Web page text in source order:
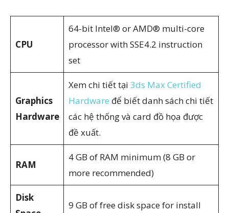
CPU
64-bit Intel® or AMD® multi-core
processor with SSE4.2 instruction
set
Graphics
Hardware
Xem chi tiết tại 3ds Max Certified
Hardware để biết danh sách chi tiết
các hệ thống và card đồ họa được
đề xuất.
RAM
4 GB of RAM minimum (8 GB or
more recommended)
Disk
9 GB of free disk space for install